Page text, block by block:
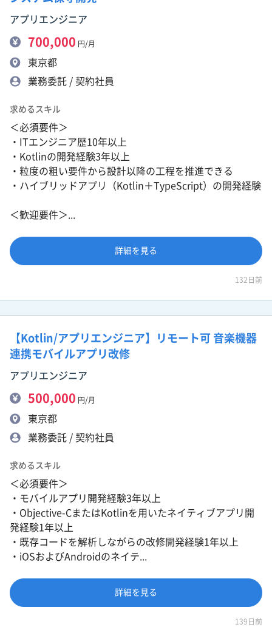
アプリエンジニア
700,000 円/月
東京都
業務委託 / 契約社員
求めるスキル
＜必須要件＞
・ITエンジニア歴10年以上
・Kotlinの開発経験3年以上
・粒度の粗い要件から設計以降の工程を推進できる
・ハイブリッドアプリ（Kotlin＋TypeScript）の開発経験
＜歓迎要件＞...
詳細を見る
132日前
【Kotlin/アプリエンジニア】リモート可 音楽機器
連携モバイルアプリ改修
アプリエンジニア
500,000 円/月
東京都
業務委託 / 契約社員
求めるスキル
＜必須要件＞
・モバイルアプリ開発経験3年以上
・Objective-CまたはKotlinを用いたネイティブアプリ開
発経験1年以上
・既存コードを解析しながらの改修開発経験1年以上
・iOSおよびAndroidのネイテ...
詳細を見る
139日前